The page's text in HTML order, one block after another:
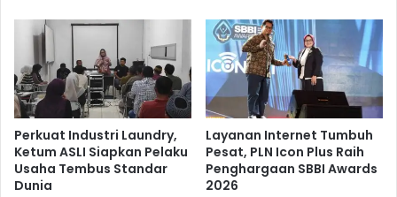
u
u
r
a
n
g
i
E
Perkuat Industri Laundry,
Ketum ASLI Siapkan Pelaku
Usaha Tembus Standar
Dunia
Layanan Internet Tumbuh
Pesat, PLN Icon Plus Raih
Penghargaan SBBI Awards
2026